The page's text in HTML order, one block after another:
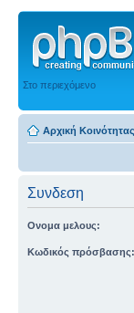
Στο περιεχόμενο
Αρχική Κοινότητας
Συνδεση
Ονομα μελους:
Κωδικός πρόσβασης: